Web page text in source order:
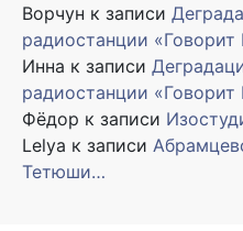
Ворчун к записи
радиостанции «Говорит
Инна к записи
радиостанции «Говорит
Фёдор к записи
Lelya к записи
Тетюши…